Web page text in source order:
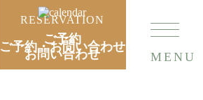
RESERVATION
ご予約・お問い合わせ
ご予約
お問い合わせ
MENU